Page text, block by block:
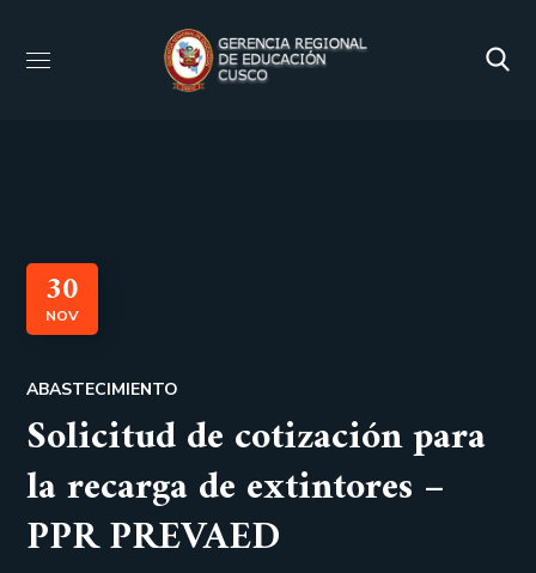
30
NOV
ABASTECIMIENTO
Solicitud de cotización para
la recarga de extintores –
PPR PREVAED